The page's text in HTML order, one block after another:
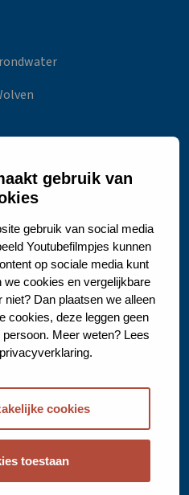
gebruik van
gebruik van social media
Youtubefilmpjes kunnen
op sociale media kunt
we cookies en vergelijkbare
Dan plaatsen we alleen
cookies, deze leggen geen
Meer weten? Lees
cookies
toestaan
en Landschapsbeheer (ANLb)
Fauna (NDFF)